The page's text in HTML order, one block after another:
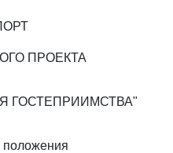
ПРОЕКТА
ГОСТЕПРИИМСТВА"